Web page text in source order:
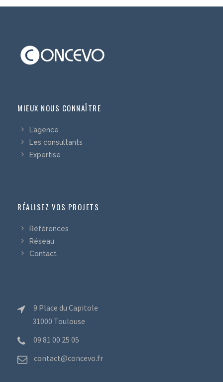
MIEUX NOUS CONNAÎTRE
L’agence
Les consultants
Expertise
RÉALISEZ VOS PROJETS
Références
Réseau
Contact
9 Place du Capitole
31000 Toulouse
09 81 00 25 05
contact@concevo.fr